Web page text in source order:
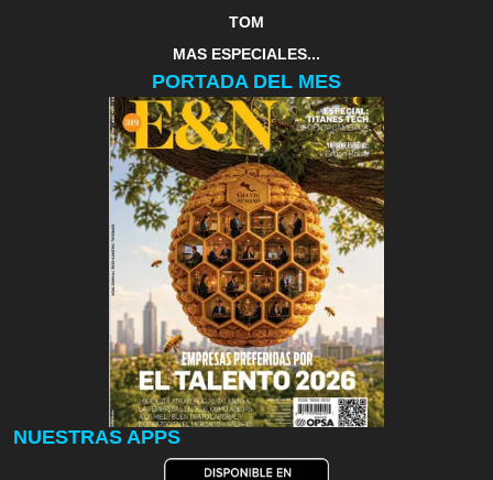
TOM
MAS ESPECIALES...
PORTADA DEL MES
NUESTRAS APPS